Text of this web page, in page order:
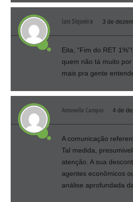
Ian Siqueira 3 de
Eita, “Fim do RET
quem não tá muito
mais pra gente
Antonella Campos 4 de
A comunicação
Tal medida,
atenção. A sua
agentes econômicos
análise aprofundada